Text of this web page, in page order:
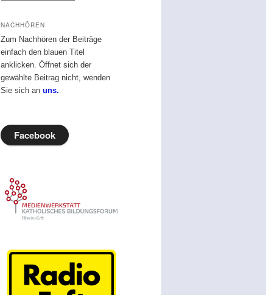
NACHHÖREN
Zum Nachhören der Beiträge
einfach den blauen Titel
anklicken. Öffnet sich der
gewählte Beitrag nicht, wenden
Sie sich an uns.
Facebook